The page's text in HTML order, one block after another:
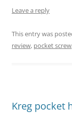
Leave a reply
This entry was
review, pocket screw
Kreg pocket